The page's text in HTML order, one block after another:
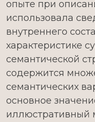
опыте при
использовала
внутреннего
характеристике
семантической
содержится
семантических
основное
иллюстративный